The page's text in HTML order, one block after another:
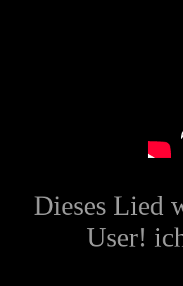
Dieses Lied
User!